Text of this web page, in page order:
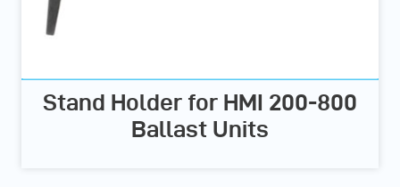
Stand Holder for HMI 200-800
Ballast Units